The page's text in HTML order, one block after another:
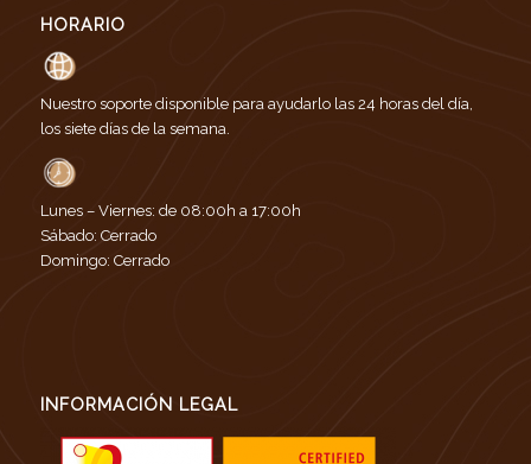
HORARIO
Nuestro soporte disponible para ayudarlo las 24 horas del día,
los siete días de la semana.
Lunes – Viernes: de 08:00h a 17:00h
Sábado: Cerrado
Domingo: Cerrado
INFORMACIÓN LEGAL